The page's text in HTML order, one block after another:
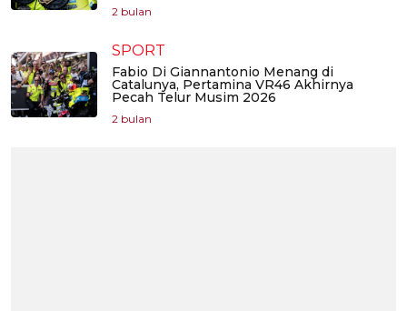
2 bulan
SPORT
Fabio Di Giannantonio Menang di
Catalunya, Pertamina VR46 Akhirnya
Pecah Telur Musim 2026
2 bulan